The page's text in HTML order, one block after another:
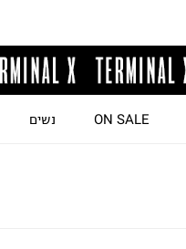
ON SALE נשים